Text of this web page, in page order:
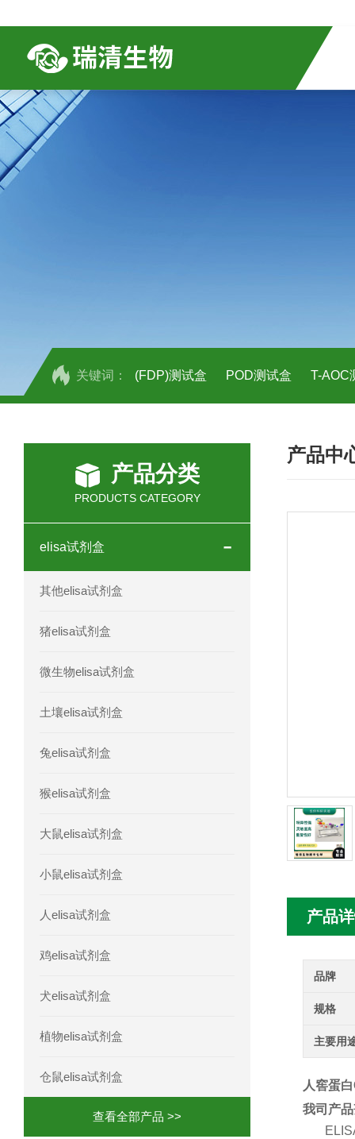
关键词： (FDP)测试盒 POD测试盒 T-AOC
人全式钴氨素2(HTSB2)elisa试剂盒现
人鞘脂(SPH)elisa试剂盒现货速发
人蓝氏贾第虫(GL)elisa试剂盒厂家直销
产品分类
PRODUCTS CATEGORY
elisa试剂盒
其他elisa试剂盒
猪elisa试剂盒
微生物elisa试剂盒
土壤elisa试剂盒
兔elisa试剂盒
猴elisa试剂盒
大鼠elisa试剂盒
小鼠elisa试剂盒
人elisa试剂盒
鸡elisa试剂盒
犬elisa试剂盒
植物elisa试剂盒
仓鼠elisa试剂盒
查看全部产品 >>
产品中
产品
品牌
规格
主要用
人窖蛋
我司产